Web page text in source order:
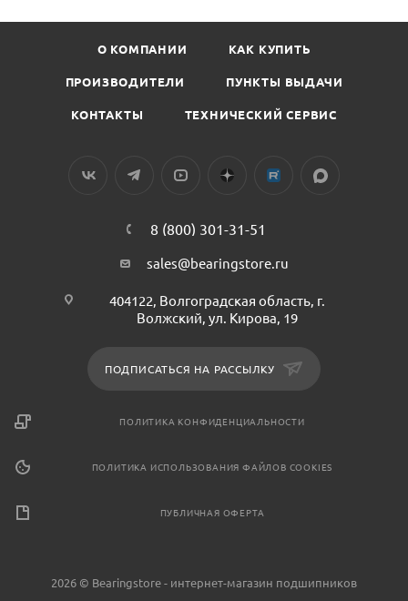
О КОМПАНИИ КАК КУПИТЬ
ПРОИЗВОДИТЕЛИ ПУНКТЫ ВЫДАЧИ
КОНТАКТЫ ТЕХНИЧЕСКИЙ СЕРВИС
8 (800) 301-31-51
sales@bearingstore.ru
404122, Волгоградская область, г.
Волжский, ул. Кирова, 19
ПОДПИСАТЬСЯ НА РАССЫЛКУ
ПОЛИТИКА КОНФИДЕНЦИАЛЬНОСТИ
ПОЛИТИКА ИСПОЛЬЗОВАНИЯ ФАЙЛОВ COOKIES
ПУБЛИЧНАЯ ОФЕРТА
2026 © Bearingstore - интернет-магазин подшипников